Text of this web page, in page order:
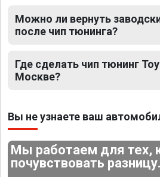
Можно ли вернуть
после чип тюнинга?
Где сделать чип тюнинг
Москве?
Вы не узнаете ваш
Мы работаем для тех,
почувствовать разницу.